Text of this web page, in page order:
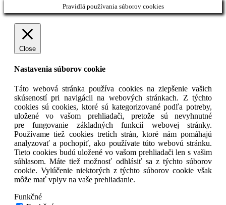
Pravidlá používania súborov cookies
Close
Nastavenia súborov cookie
Táto webová stránka používa cookies na zlepšenie vašich
skúseností pri navigácii na webových stránkach. Z týchto
cookies sú cookies, ktoré sú kategorizované podľa potreby,
uložené vo vašom prehliadači, pretože sú nevyhnutné
pre fungovanie základných funkcií webovej stránky.
Používame tiež cookies tretích strán, ktoré nám pomáhajú
analyzovať a pochopiť, ako používate túto webovú stránku.
Tieto cookies budú uložené vo vašom prehliadači len s vašim
súhlasom. Máte tiež možnosť odhlásiť sa z týchto súborov
cookie. Vylúčenie niektorých z týchto súborov cookie však
môže mať vplyv na vaše prehliadanie.
Funkčné